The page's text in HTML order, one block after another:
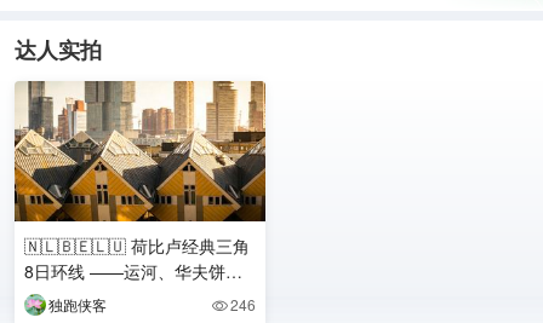
达人实拍
🇳🇱🇧🇪🇱🇺 荷比卢经典三角
8日环线 ——运河、华夫饼与
峡谷，低地三国的浓缩精华之
独跑侠客 246